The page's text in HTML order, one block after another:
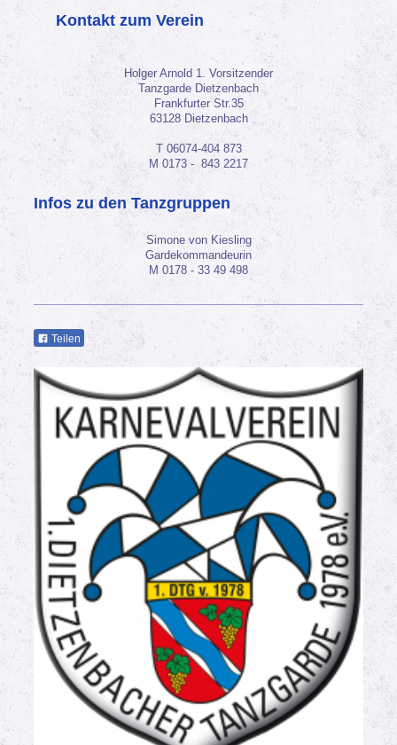
Kontakt zum Verein
Holger Arnold 1. Vorsitzender
Tanzgarde Dietzenbach
Frankfurter Str.35
63128 Dietzenbach
T 06074-404 873
M 0173 - 843 2217
Infos zu den Tanzgruppen
Simone von Kiesling
Gardekommandeurin
M 0178 - 33 49 498
Teilen